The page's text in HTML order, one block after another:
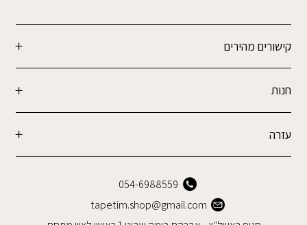
קישורים מהירים
חנות
עזרה
054-6988559
tapetim.shop@gmail.com